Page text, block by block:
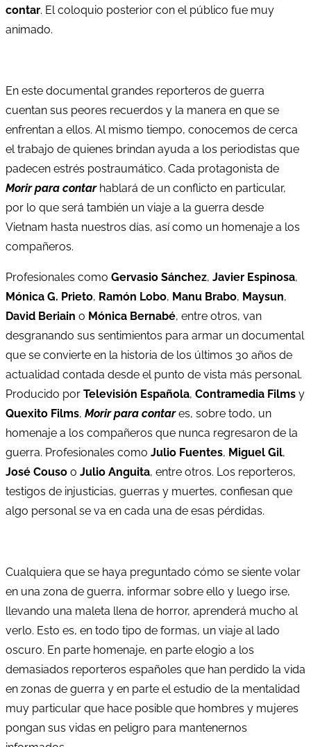
contar. El coloquio posterior con el público fue muy
animado.
En este documental grandes reporteros de guerra
cuentan sus peores recuerdos y la manera en que se
enfrentan a ellos. Al mismo tiempo, conocemos de cerca
el trabajo de quienes brindan ayuda a los periodistas que
padecen estrés postraumático. Cada protagonista de
Morir para contarhablará de un conflicto en particular,
por lo que será también un viaje a la guerra desde
Vietnam hasta nuestros días, así como un homenaje a los
compañeros.
Profesionales como Gervasio Sánchez, Javier Espinosa,
Mónica G. Prieto, Ramón Lobo, Manu Brabo, Maysun,
David Beriain o Mónica Bernabé, entre otros, van
desgranando sus sentimientos para armar un documental
que se convierte en la historia de los últimos 30 años de
actualidad contada desde el punto de vista más personal.
Producido por Televisión Española, Contramedia Films y
Quexito Films, Morir para contares, sobre todo, un
homenaje a los compañeros que nunca regresaron de la
guerra. Profesionales como Julio Fuentes, Miguel Gil,
José Couso o Julio Anguita, entre otros. Los reporteros,
testigos de injusticias, guerras y muertes, confiesan que
algo personal se va en cada una de esas pérdidas.
Cualquiera que se haya preguntado cómo se siente volar
en una zona de guerra, informar sobre ello y luego irse,
llevando una maleta llena de horror, aprenderá mucho al
verlo. Esto es, en todo tipo de formas, un viaje al lado
oscuro. En parte homenaje, en parte elogio a los
demasiados reporteros españoles que han perdido la vida
en zonas de guerra y en parte el estudio de la mentalidad
muy particular que hace posible que hombres y mujeres
pongan sus vidas en peligro para mantenernos